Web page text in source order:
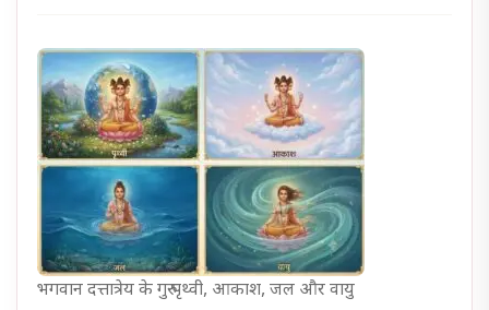
भगवान दत्तात्रेय के गुरु पृथ्वी, आकाश, जल और वायु